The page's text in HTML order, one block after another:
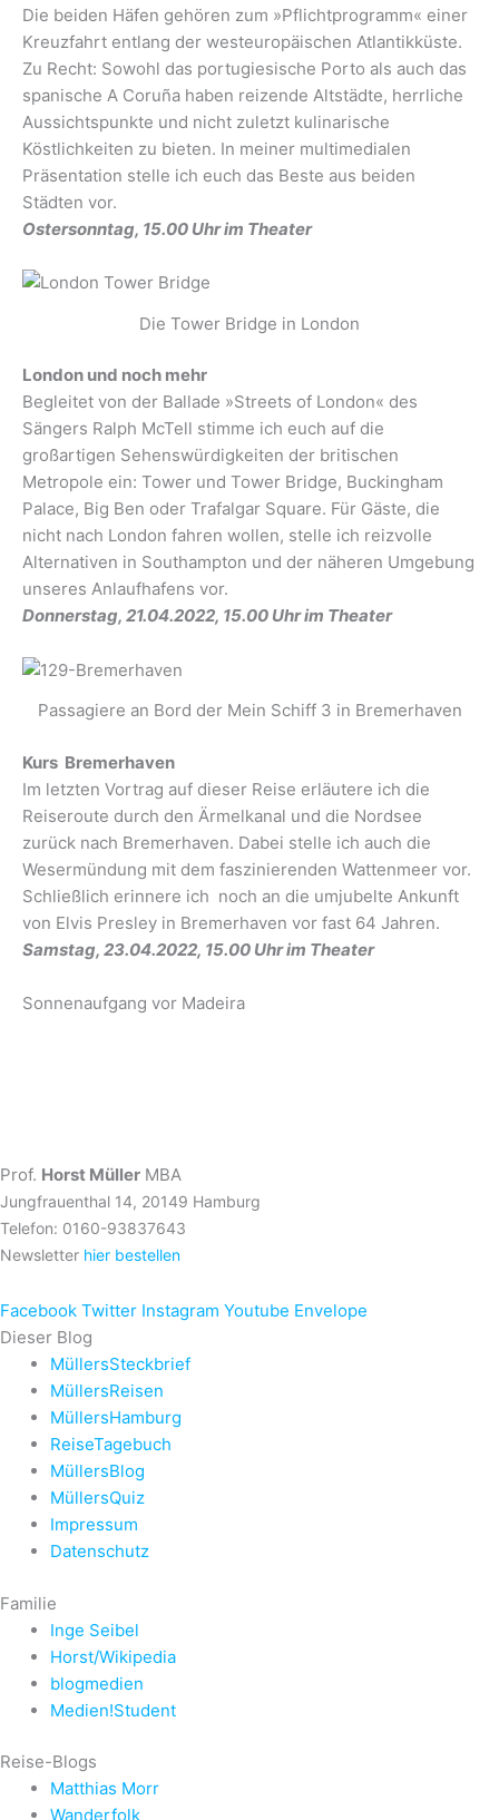
Die beiden Häfen gehören zum »Pflichtprogramm« einer
Kreuzfahrt entlang der westeuropäischen Atlantikküste.
Zu Recht: Sowohl das portugiesische Porto als auch das
spanische A Coruña haben reizende Altstädte, herrliche
Aussichtspunkte und nicht zuletzt kulinarische
Köstlichkeiten zu bieten. In meiner multimedialen
Präsentation stelle ich euch das Beste aus beiden
Städten vor.
Ostersonntag, 15.00 Uhr im Theater
Die Tower Bridge in London
London und noch mehr
Begleitet von der Ballade »Streets of London« des
Sängers Ralph McTell stimme ich euch auf die
großartigen Sehenswürdigkeiten der britischen
Metropole ein: Tower und Tower Bridge, Buckingham
Palace, Big Ben oder Trafalgar Square. Für Gäste, die
nicht nach London fahren wollen, stelle ich reizvolle
Alternativen in Southampton und der näheren Umgebung
unseres Anlaufhafens vor.
Donnerstag, 21.04.2022, 15.00 Uhr im Theater
Passagiere an Bord der Mein Schiff 3 in Bremerhaven
Kurs Bremerhaven
Im letzten Vortrag auf dieser Reise erläutere ich die
Reiseroute durch den Ärmelkanal und die Nordsee
zurück nach Bremerhaven. Dabei stelle ich auch die
Wesermündung mit dem faszinierenden Wattenmeer vor.
Schließlich erinnere ich noch an die umjubelte Ankunft
von Elvis Presley in Bremerhaven vor fast 64 Jahren.
Samstag, 23.04.2022, 15.00 Uhr im Theater
Sonnenaufgang vor Madeira
Prof. Horst Müller MBA
Jungfrauenthal 14, 20149 Hamburg
Telefon: 0160-93837643
Newsletter hier bestellen
Facebook Twitter Instagram Youtube Envelope
Dieser Blog
MüllersSteckbrief
MüllersReisen
MüllersHamburg
ReiseTagebuch
MüllersBlog
MüllersQuiz
Impressum
Datenschutz
Familie
Inge Seibel
Horst/Wikipedia
blogmedien
Medien!Student
Reise-Blogs
Matthias Morr
Wanderfolk